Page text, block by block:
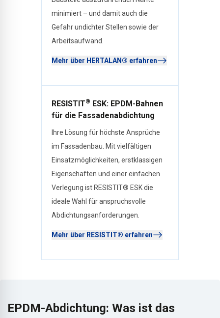
minimiert – und damit auch die
Gefahr undichter Stellen sowie der
Arbeitsaufwand.
Mehr über HERTALAN® erfahren
RESISTIT® ESK: EPDM-Bahnen
für die Fassadenabdichtung
Ihre Lösung für höchste Ansprüche
im Fassadenbau. Mit vielfältigen
Einsatzmöglichkeiten, erstklassigen
Eigenschaften und einer einfachen
Verlegung ist RESISTIT® ESK die
ideale Wahl für anspruchsvolle
Abdichtungsanforderungen.
Mehr über RESISTIT® erfahren
EPDM-Abdichtung: Was ist das